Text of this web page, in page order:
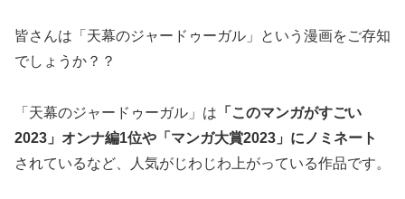
皆さんは「天幕のジャードゥーガル」という漫画をご存知
でしょうか？？
「天幕のジャードゥーガル」は 「このマンガがすごい
2023」オンナ編1位や「マンガ大賞2023」にノミネート
されているなど、人気がじわじわ上がっている作品です。